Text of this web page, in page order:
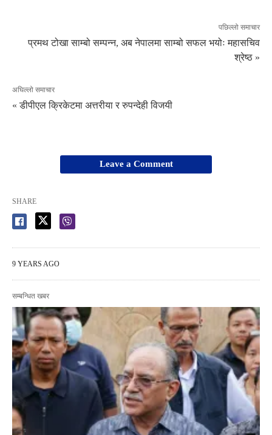
पछिल्लो समाचार
प्रमथ टोखा साम्बो सम्पन्न, अब नेपालमा साम्बो सफल भयोः महासचिव
श्रेष्ठ »
अघिल्लो समाचार
« डीपीएल क्रिकेटमा अत्तरीया र रुपन्देही विजयी
Leave a Comment
SHARE
9 YEARS AGO
सम्बन्धित खबर